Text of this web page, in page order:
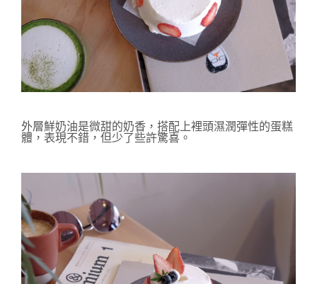
外層鮮奶油是微甜的奶香 ，搭配上裡頭濕潤彈性的蛋糕
體，表現不錯，但少了些許驚喜。